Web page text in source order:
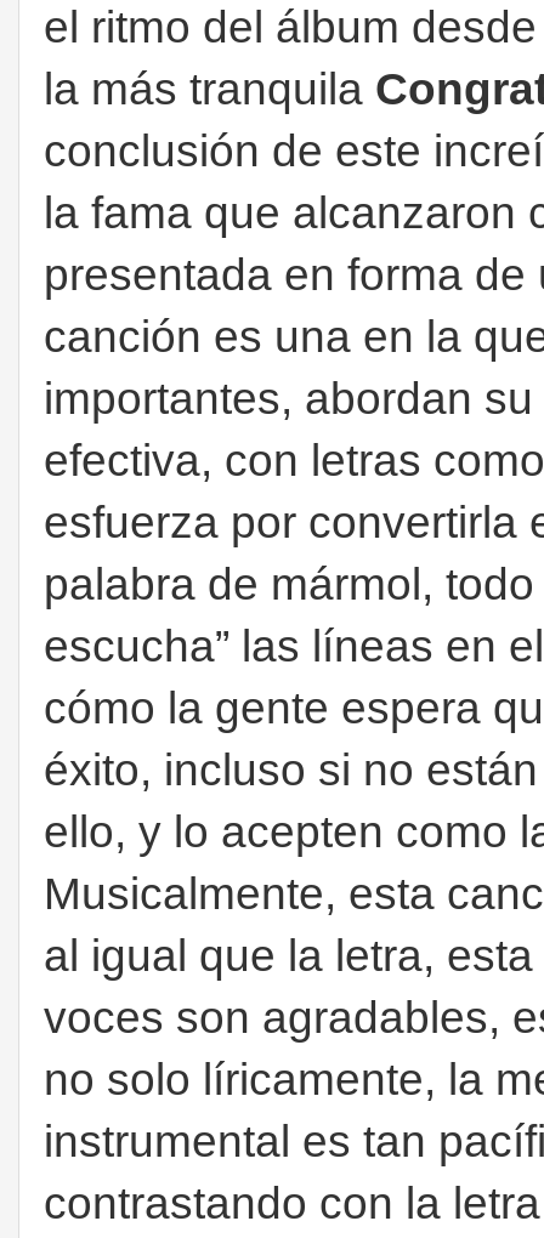
el ritmo del álbum
la más tranquila
conclusión de este
la fama que alcanzaron
presentada en forma
canción es una en la
importantes, abordan
efectiva, con letras
esfuerza por convertirla
palabra de mármol,
escucha” las líneas en
cómo la gente espera
éxito, incluso si no
ello, y lo acepten como
Musicalmente, esta
al igual que la letra,
voces son agradables,
no solo líricamente, la
instrumental es tan
contrastando con la